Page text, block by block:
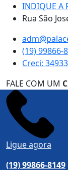
INDIQUE A
Rua São
(19) 99866-
Creci:
FALE COM UM
Ligue agora
(19) 99866-8149